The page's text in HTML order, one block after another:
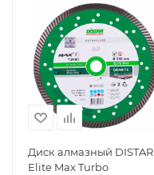
Диск алмазный DISTAR
Elite Max Turbo